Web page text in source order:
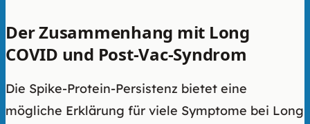
Der Zusammenhang mit Long
COVID und Post-Vac-Syndrom
Die Spike-Protein-Persistenz bietet eine
mögliche Erklärung für viele Symptome bei Long